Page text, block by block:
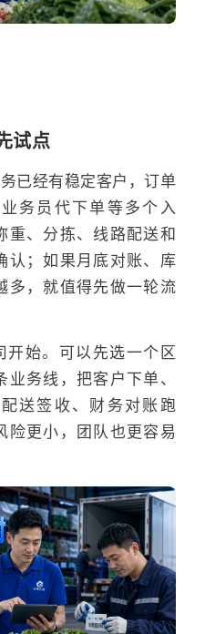
试点
已经有稳定客户，订单
务员代下单等多个入
重、分拣、线路配送和
认；如果月底对账、库
多，就值得先做一轮流
开始。可以先选一个区
务线，把客户下单、
送签收、财务对账跑
险更小，团队也更容易